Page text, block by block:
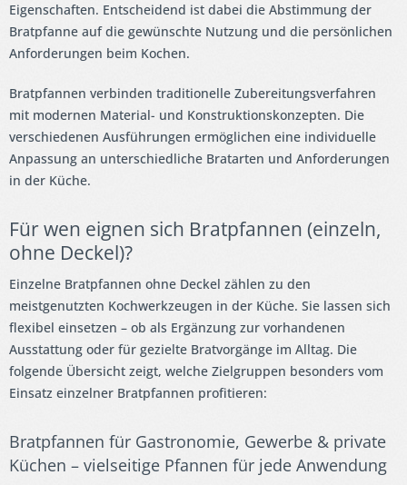
Eigenschaften. Entscheidend ist dabei die Abstimmung der
Bratpfanne auf die gewünschte Nutzung und die persönlichen
Anforderungen beim Kochen.
Bratpfannen verbinden traditionelle Zubereitungsverfahren
mit modernen Material- und Konstruktionskonzepten. Die
verschiedenen Ausführungen ermöglichen eine individuelle
Anpassung an unterschiedliche Bratarten und Anforderungen
in der Küche.
Für wen eignen sich Bratpfannen (einzeln,
ohne Deckel)?
Einzelne Bratpfannen ohne Deckel zählen zu den
meistgenutzten Kochwerkzeugen in der Küche. Sie lassen sich
flexibel einsetzen – ob als Ergänzung zur vorhandenen
Ausstattung oder für gezielte Bratvorgänge im Alltag. Die
folgende Übersicht zeigt, welche Zielgruppen besonders vom
Einsatz einzelner Bratpfannen profitieren:
Bratpfannen für Gastronomie, Gewerbe & private
Küchen – vielseitige Pfannen für jede Anwendung